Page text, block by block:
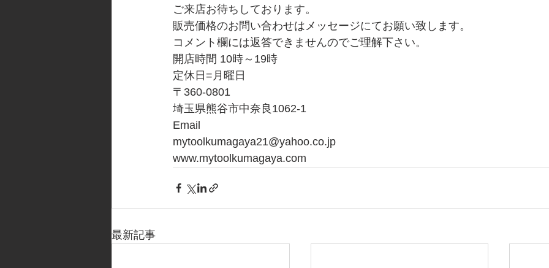
ご来店お待ちしております。
販売価格のお問い合わせはメッセージにてお願い致します。
コメント欄には返答できませんのでご理解下さい。
開店時間 10時～19時
定休日=月曜日
〒360-0801
埼玉県熊谷市中奈良1062-1
Email
mytoolkumagaya21@yahoo.co.jp
www.mytoolkumagaya.com
最新記事